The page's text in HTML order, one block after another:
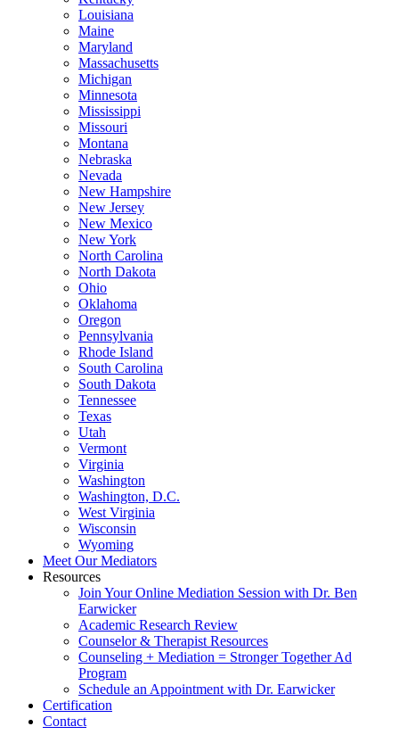
Louisiana
Maine
Maryland
Massachusetts
Michigan
Minnesota
Mississippi
Missouri
Montana
Nebraska
Nevada
New Hampshire
New Jersey
New Mexico
New York
North Carolina
North Dakota
Ohio
Oklahoma
Oregon
Pennsylvania
Rhode Island
South Carolina
South Dakota
Tennessee
Texas
Utah
Vermont
Virginia
Washington
Washington, D.C.
West Virginia
Wisconsin
Wyoming
Meet Our Mediators
Resources
Join Your Online Mediation Session with Dr. Ben
Earwicker
Academic Research Review
Counselor & Therapist Resources
Counseling + Mediation = Stronger Together Ad
Program
Schedule an Appointment with Dr. Earwicker
Certification
Contact